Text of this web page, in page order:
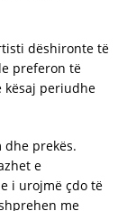
dëshironte të
preferon të
kësaj periudhe
dhe prekës.
e
i urojmë çdo të
me